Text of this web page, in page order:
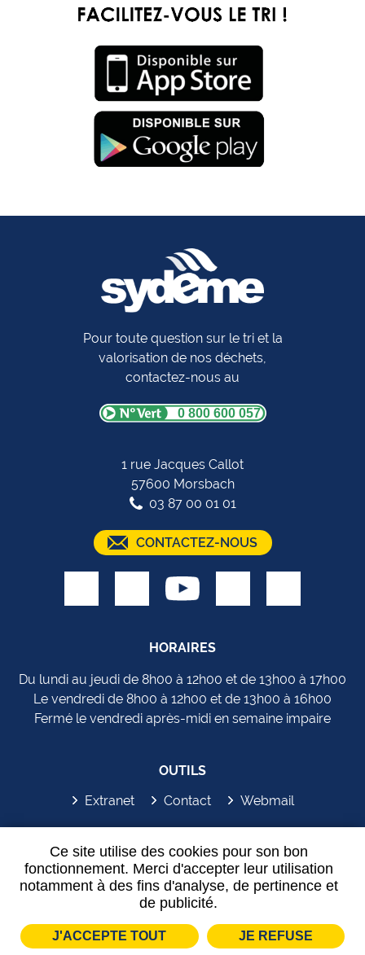
Ce site utilise des cookies pour son bon
fonctionnement. Merci d'accepter leur utilisation
notamment à des fins d'analyse, de pertinence et
de publicité.
J'ACCEPTE TOUT JE REFUSE
Pour toute question sur le tri et la
valorisation de nos déchets,
contactez-nous au
0 800 600 057
1 rue Jacques Callot
57600 Morsbach
03 87 00 01 01
CONTACTEZ-NOUS
HORAIRES
Du lundi au jeudi de 8h00 à 12h00 et de 13h00 à 17h00
Le vendredi de 8h00 à 12h00 et de 13h00 à 16h00
Fermé le vendredi après-midi en semaine impaire
OUTILS
Extranet
Contact Webmail
SYDEM'APP
Plan de site Mentions légales Partenaires